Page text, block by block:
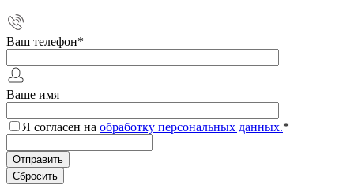
Ваш телефон*
Ваше имя
Я согласен на обработку персональных данных.*